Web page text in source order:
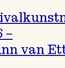
–
van